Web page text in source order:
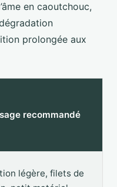
en caoutchouc,
prolongée aux
recommandé
légère, filets de